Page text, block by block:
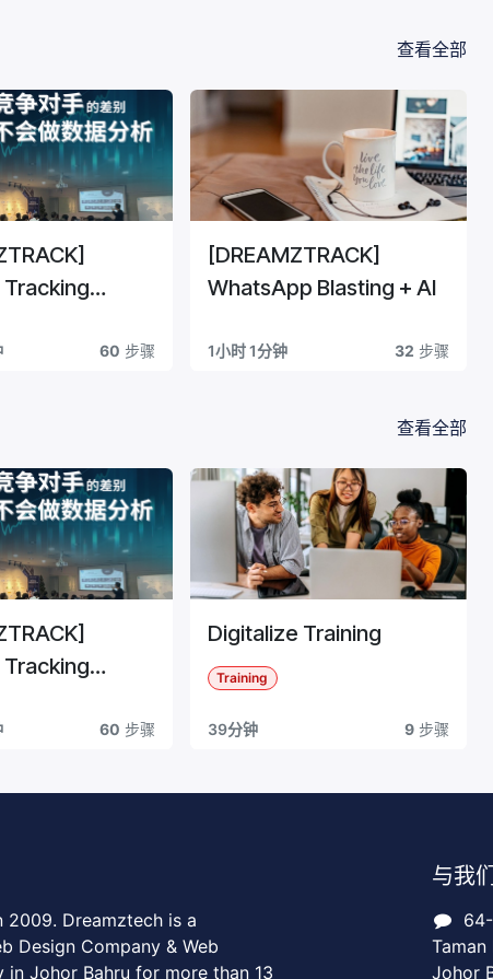
查看全部
60 步骤
[DREAMZTRACK]
WhatsApp Blasting + AI
1小时 1分钟 32 步骤
查看全部
60 步骤
Digitalize Training
Training
39分钟 9步骤
2009. Dreamztech is a
Design Company & Web
in Johor Bahru for more than 13
与我
Taman
Johor